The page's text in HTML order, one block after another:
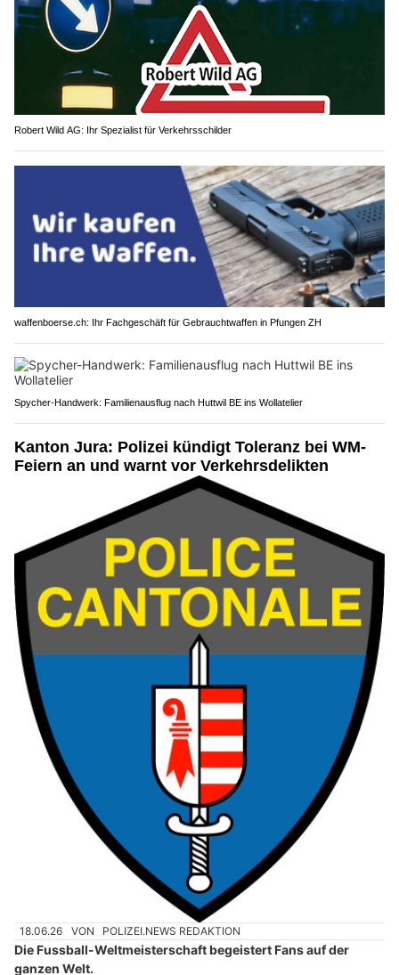
Robert Wild AG: Ihr Spezialist für Verkehrsschilder
waffenboerse.ch: Ihr Fachgeschäft für Gebrauchtwaffen in Pfungen ZH
Spycher-Handwerk: Familienausflug nach Huttwil BE ins Wollatelier
Kanton Jura: Polizei kündigt Toleranz bei WM-
Feiern an und warnt vor Verkehrsdelikten
18.06.26 VON POLIZEI.NEWS REDAKTION
Die Fussball-Weltmeisterschaft begeistert Fans auf der
ganzen Welt.